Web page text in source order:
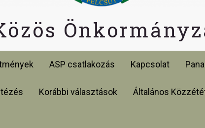
ASP csatlakozás Kapcsolat
Korábbi választások Általános